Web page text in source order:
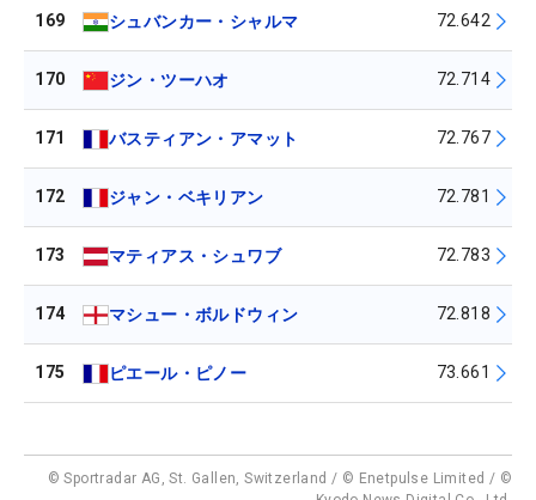
169 シュバンカー・シャルマ 72.642
170 ジン・ツーハオ 72.714
171 バスティアン・アマット 72.767
172 ジャン・ベキリアン 72.781
173 マティアス・シュワブ 72.783
174 マシュー・ボルドウィン 72.818
175 ピエール・ピノー 73.661
© Sportradar AG, St. Gallen, Switzerland / © Enetpulse Limited / ©